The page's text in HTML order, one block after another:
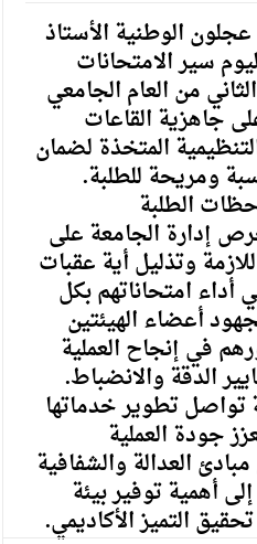
الوطنية الأستاذ
سير الامتحانات
من العام الجامعي
على جاهزية القاعات
المتخذة لضمان
ومريحة للطلبة.
الطلبة
إدارة الجامعة على
وتذليل أية عقبات
امتحاناتهم بكل
أعضاء الهيئتين
في إنجاح العملية
الدقة والانضباط.
تواصل تطوير خدماتها
جودة العملية
العدالة والشفافية
أهمية توفير بيئة
التميز الأكاديمي.